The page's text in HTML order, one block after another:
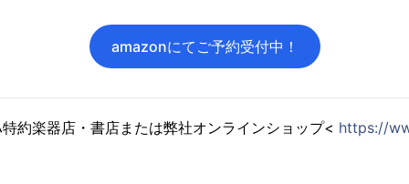
amazonにてご予約受付中！
約楽器店・書店または弊社オンラインショップ< https://